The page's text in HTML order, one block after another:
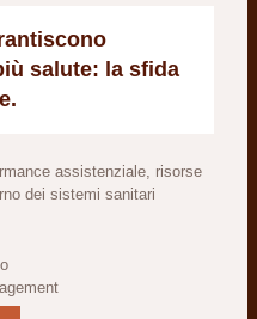
salute: la sfida
assistenziale, risorse
dei sistemi sanitari